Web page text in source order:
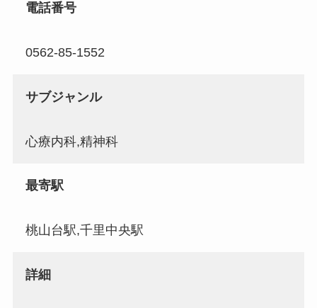
電話番号
0562-85-1552
サブジャンル
心療内科,精神科
最寄駅
桃山台駅,千里中央駅
詳細